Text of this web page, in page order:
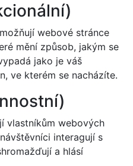
webové stránce
mění způsob, jakým se
jako je váš
ve kterém se nacházíte.
vlastníkům webových
interagují s
a hlásí